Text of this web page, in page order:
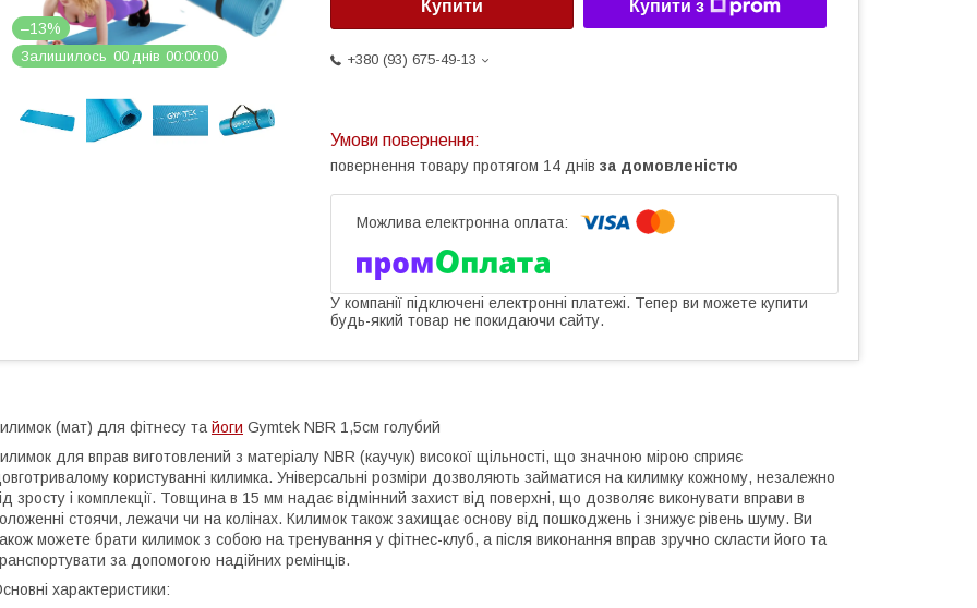
–13%
Залишилось 00 днів 00 00 00
Купити Купити з
+380 (93) 675-49-13
повернення товару протягом 14 днів за домовленістю
У компанії підключені електронні платежі. Тепер ви можете купити
будь-який товар не покидаючи сайту.
(мат) для фітнесу та йоги Gymtek NBR 1,5см голубий
для вправ виготовлений з матеріалу NBR (каучук) високої щільності, що значною мірою сприяє
користуванні килимка. Універсальні розміри дозволяють займатися на килимку кожному, незалежно
зросту і комплекції. Товщина в 15 мм надає відмінний захист від поверхні, що дозволяє виконувати вправи в
стоячи, лежачи чи на колінах. Килимок також захищає основу від пошкоджень і знижує рівень шуму. Ви
можете брати килимок з собою на тренування у фітнес-клуб, а після виконання вправ зручно скласти його та
за допомогою надійних ремінців.
характеристики: